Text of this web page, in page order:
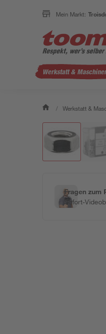
Mein Markt:
Werkstatt &
/ Werkstatt &
Fragen zum
Sofort-